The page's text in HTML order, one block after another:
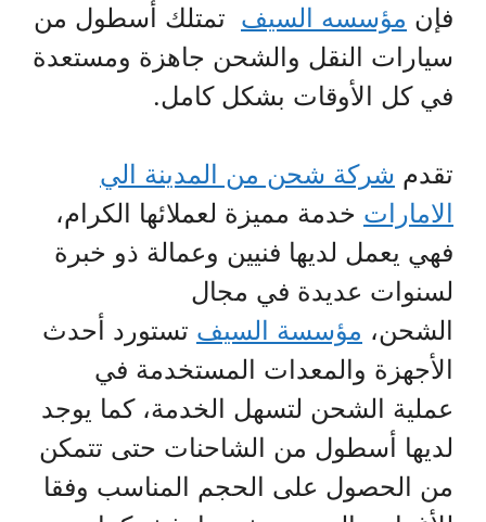
فإن مؤسسه السيف تمتلك أسطول من
سيارات النقل والشحن جاهزة ومستعدة
في كل الأوقات بشكل كامل.
تقدم شركة شحن من المدينة الي
الامارات خدمة مميزة لعملائها الكرام،
فهي يعمل لديها فنيين وعمالة ذو خبرة
لسنوات عديدة في مجال
الشحن، مؤسسة السيف تستورد أحدث
الأجهزة والمعدات المستخدمة في
عملية الشحن لتسهل الخدمة، كما يوجد
لديها أسطول من الشاحنات حتى تتمكن
من الحصول على الحجم المناسب وفقا